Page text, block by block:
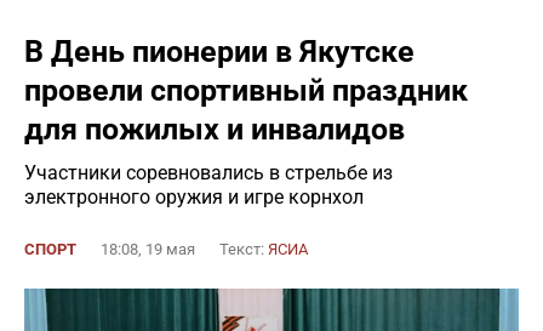
В День пионерии в Якутске
провели спортивный праздник
для пожилых и инвалидов
Участники соревновались в стрельбе из
электронного оружия и игре корнхол
СПОРТ 18:08, 19 мая Текст: ЯСИА